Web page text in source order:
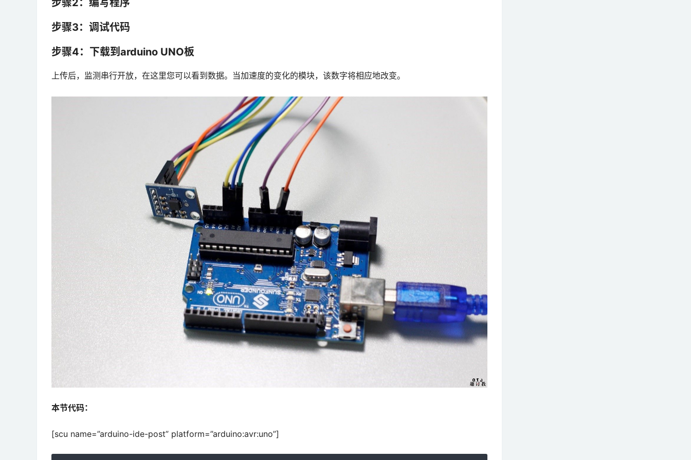
步骤3：调试代码
步骤4：下载到arduino UNO板
上传后，监测串行开放，在这里您可以看到数据。当加速度的变化的模块，该数字将相应地改变。
本节代码：
[scu name=”arduino-ide-post” platform=”arduino:avr:uno”]